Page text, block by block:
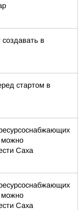
в
стартом в
можно
Саха
можно
Саха